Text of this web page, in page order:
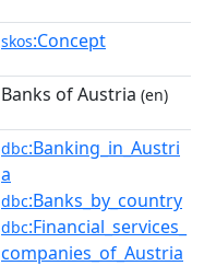
skos:Concept
Banks of Austria (en)
dbc:Banking_in_Austri
a
dbc:Banks_by_country
dbc:Financial_services_
companies_of_Austria